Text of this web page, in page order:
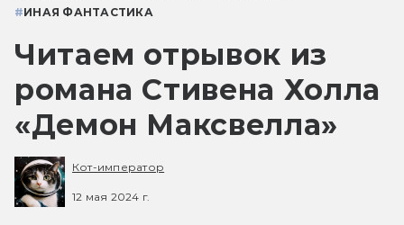
#ИНАЯ ФАНТАСТИКА
Читаем отрывок из
романа Стивена Холла
«Демон Максвелла»
Кот-император
12 мая 2024 г.